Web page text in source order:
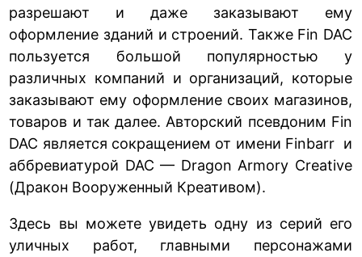
разрешают и даже заказывают ему
оформление зданий и строений. Также Fin DAC
пользуется большой популярностью у
различных компаний и организаций, которые
заказывают ему оформление своих магазинов,
товаров и так далее. Авторский псевдоним Fin
DAC является сокращением от имени Finbarr и
аббревиатурой DAC — Dragon Armory Creative
(Дракон Вооруженный Креативом).
Здесь вы можете увидеть одну из серий его
уличных работ, главными персонажами